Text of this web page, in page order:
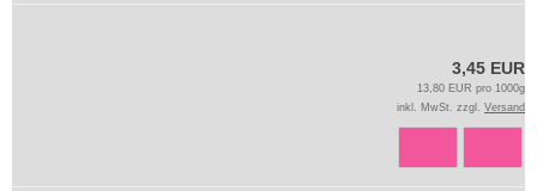
3,45 EUR
13,80 EUR pro 1000g
inkl. MwSt. zzgl. Versand